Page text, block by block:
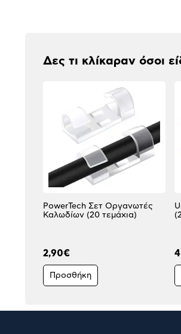
Δες τι κλίκαραν όσοι
PowerTech Σετ Οργανωτές
Καλωδίων (20 τεμάχια)
2,90€
Προσθήκη